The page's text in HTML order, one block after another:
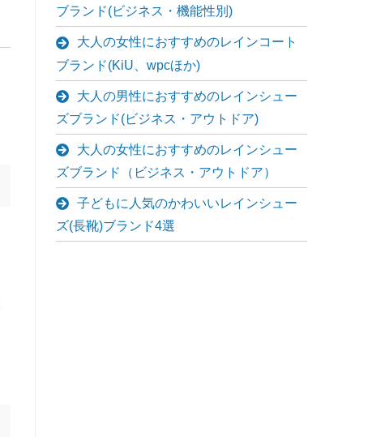
ブランド(ビジネス・機能性別)
大人の女性におすすめのレインコート
ブランド(KiU、wpcほか)
大人の男性におすすめのレインシュー
ズブランド(ビジネス・アウトドア)
大人の女性におすすめのレインシュー
ズブランド（ビジネス・アウトドア）
子どもに人気のかわいいレインシュー
ズ(長靴)ブランド4選